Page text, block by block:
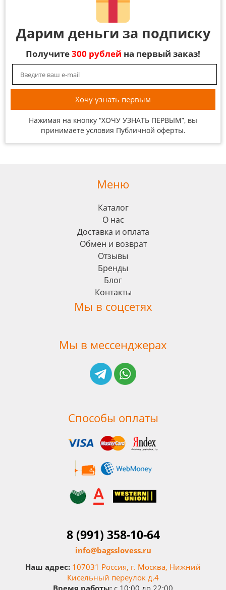
Дарим деньги за подписку
Получите300 рублей на первый заказ!
Нажимая на кнопку “ХОЧУ УЗНАТЬ ПЕРВЫМ”, вы
принимаете условия Публичной оферты.
Меню
Каталог
О нас
Доставка и оплата
Обмен и возврат
Отзывы
Бренды
Блог
Контакты
Мы в соцсетях
Мы в мессенджерах
Способы оплаты
8 (991) 358-10-64
info@bagsslovess.ru
Наш адрес: 107031 Россия, г. Москва, Нижний
Кисельный переулок д.4
Время работы: c 10:00 до 22:00